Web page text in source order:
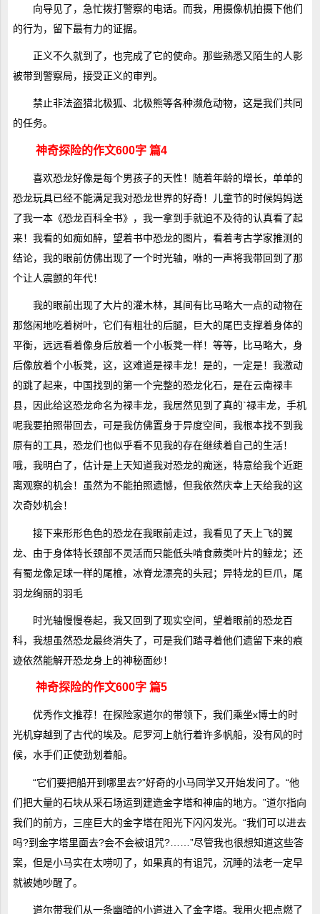
向导见了，急忙拨打警察的电话。而我，用摄像机拍摄下他们
的行为，留下最有力的证据。
正义不久就到了，也完成了它的使命。那些熟悉又陌生的人影
被带到警察局，接受正义的审判。
禁止非法盗猎北极狐、北极熊等各种濒危动物，这是我们共同
的任务。
神奇探险的作文600字 篇4
喜欢恐龙好像是每个男孩子的天性！随着年龄的增长，单单的
恐龙玩具已经不能满足我对恐龙世界的好奇！儿童节的时候妈妈送
了我一本《恐龙百科全书》，我一拿到手就迫不及待的认真看了起
来！我看的如痴如醉，望着书中恐龙的图片，看着考古学家推测的
结论，我的眼前仿佛出现了一个时光轴，咻的一声将我带回到了那
个让人震颤的年代！
我的眼前出现了大片的灌木林，其间有比马略大一点的动物在
那悠闲地吃着树叶，它们有粗壮的后腿，巨大的尾巴支撑着身体的
平衡，远远看着像身后放着一个小板凳一样！等等，比马略大，身
后像放着个小板凳，这，这难道是禄丰龙！是的，一定是！我激动
的跳了起来，中国找到的第一个完整的恐龙化石，是在云南禄丰
县，因此给这恐龙命名为禄丰龙，我居然见到了真的`禄丰龙，手机
呢我要拍照带回去，可是我仿佛置身于异度空间，我根本找不到我
原有的工具，恐龙们也似乎看不见我的存在继续着自己的生活！
哦，我明白了，估计是上天知道我对恐龙的痴迷，特意给我个近距
离观察的机会！虽然为不能拍照遗憾，但我依然庆幸上天给我的这
次奇妙机会！
接下来形形色色的恐龙在我眼前走过，我看见了天上飞的翼
龙、由于身体特长颈部不灵活而只能低头啃食蕨类叶片的鲸龙；还
有蜀龙像足球一样的尾椎，冰脊龙漂亮的头冠；异特龙的巨爪，尾
羽龙绚丽的羽毛
时光轴慢慢卷起，我又回到了现实空间，望着眼前的恐龙百
科，我想虽然恐龙最终消失了，可是我们踏寻着他们遗留下来的痕
迹依然能解开恐龙身上的神秘面纱！
神奇探险的作文600字 篇5
优秀作文推荐！在探险家道尔的带领下，我们乘坐x博士的时
光机穿越到了古代的埃及。尼罗河上航行着许多帆船，没有风的时
候，水手们正使劲划着船。
“它们要把船开到哪里去?”好奇的小马同学又开始发问了。“他
们把大量的石块从采石场运到建造金字塔和神庙的地方。”道尔指向
我们的前方，三座巨大的金字塔在阳光下闪闪发光。“我们可以进去
吗?到金字塔里面去?会不会被诅咒?……”尽管我也很想知道这些答
案，但是小马实在太唠叨了，如果真的有诅咒，沉睡的法老一定早
就被她吵醒了。
道尔带我们从一条幽暗的小道进入了金字塔。我用火把点燃了